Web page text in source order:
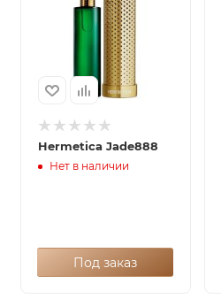
Hermetica Jade888
Нет в наличии
Под заказ